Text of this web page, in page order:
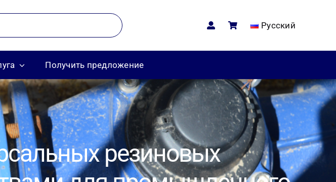
Русский
Получить предложение
резиновых